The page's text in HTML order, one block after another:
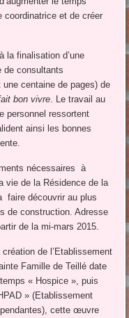
coordinatrice et de créer
la finalisation d’une
de consultants
centaine de pages) de
bon vivre . Le travail au
personnel ressortent
ainsi les bonnes
nécessaires à
vie de la Résidence de la
faire découvrir au plus
de construction. Adresse
de la mi-mars 2015.
de l’Etablissement
Famille de Teillé date
« Hospice », puis
» (Etablissement
cette œuvre